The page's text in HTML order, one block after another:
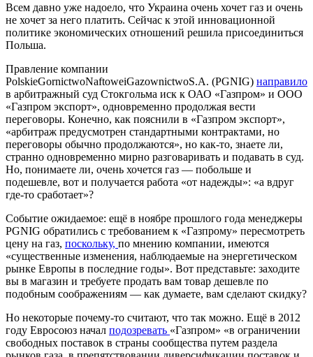
Всем давно уже надоело, что Украина очень хочет газ и очень
не хочет за него платить. Сейчас к этой инновационной
политике экономических отношений решила присоединиться
Польша.
Правление компании
PolskieGornictwoNaftoweiGazownictwoS.A. (PGNIG) направило
в арбитражный суд Стокгольма иск к ОАО «Газпром» и ООО
«Газпром экспорт», одновременно продолжая вести
переговоры. Конечно, как пояснили в «Газпром экспорт»,
«арбитраж предусмотрен стандартными контрактами, но
переговоры обычно продолжаются», но как-то, знаете ли,
странно одновременно мирно разговаривать и подавать в суд.
Но, понимаете ли, очень хочется газ — побольше и
подешевле, вот и получается работа «от надежды»: «а вдруг
где-то сработает»?
Событие ожидаемое: ещё в ноябре прошлого года менеджеры
PGNIG обратились с требованием к «Газпрому» пересмотреть
цену на газ, поскольку, по мнению компании, имеются
«существенные изменения, наблюдаемые на энергетическом
рынке Европы в последние годы». Вот представьте: заходите
вы в магазин и требуете продать вам товар дешевле по
подобным соображениям — как думаете, вам сделают скидку?
Но некоторые почему-то считают, что так можно. Ещё в 2012
году Евросоюз начал подозревать «Газпром» «в ограничении
свободных поставок в страны сообщества путем раздела